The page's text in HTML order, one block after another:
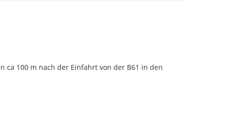
ca 100 m nach der Einfahrt von der B61 in den